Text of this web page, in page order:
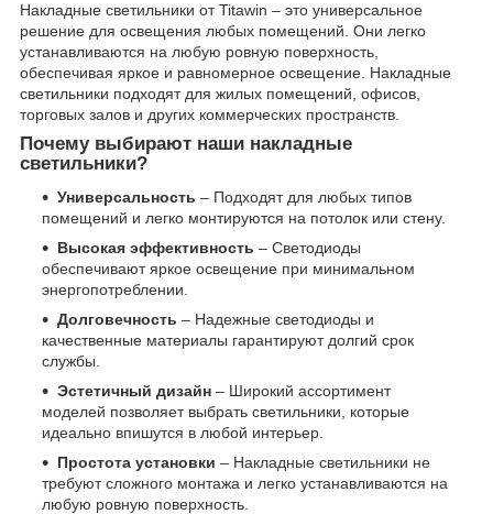
Накладные светильники от Titawin – это универсальное
решение для освещения любых помещений. Они легко
устанавливаются на любую ровную поверхность,
обеспечивая яркое и равномерное освещение. Накладные
светильники подходят для жилых помещений, офисов,
торговых залов и других коммерческих пространств.
Почему выбирают наши накладные
светильники?
Универсальность – Подходят для любых типов
помещений и легко монтируются на потолок или стену.
Высокая эффективность – Светодиоды
обеспечивают яркое освещение при минимальном
энергопотреблении.
Долговечность – Надежные светодиоды и
качественные материалы гарантируют долгий срок
службы.
Эстетичный дизайн – Широкий ассортимент
моделей позволяет выбрать светильники, которые
идеально впишутся в любой интерьер.
Простота установки – Накладные светильники не
требуют сложного монтажа и легко устанавливаются на
любую ровную поверхность.